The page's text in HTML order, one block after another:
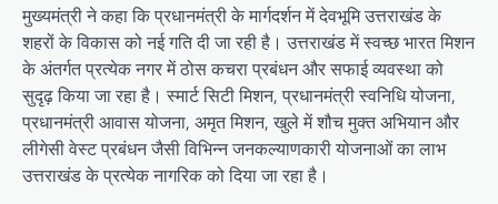
मुख्यमंत्री ने कहा कि प्रधानमंत्री के मार्गदर्शन में देवभूमि उत्तराखंड के
शहरों के विकास को नई गति दी जा रही है। उत्तराखंड में स्वच्छ भारत मिशन
के अंतर्गत प्रत्येक नगर में ठोस कचरा प्रबंधन और सफाई व्यवस्था को
सुदृढ़ किया जा रहा है। स्मार्ट सिटी मिशन, प्रधानमंत्री स्वनिधि योजना,
प्रधानमंत्री आवास योजना, अमृत मिशन, खुले में शौच मुक्त अभियान और
लीगेसी वेस्ट प्रबंधन जैसी विभिन्न जनकल्याणकारी योजनाओं का लाभ
उत्तराखंड के प्रत्येक नागरिक को दिया जा रहा है।